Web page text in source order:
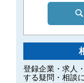
登録企業・求人
する疑問・相談